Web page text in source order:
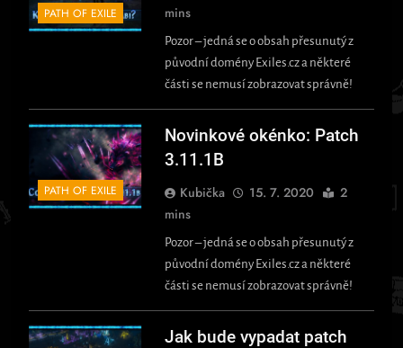
PATH OF EXILE
mins
Pozor – jedná se o obsah přesunutý z
původní domény Exiles.cz a některé
části se nemusí zobrazovat správně!
PATH OF EXILE
Novinkové okénko: Patch
3.11.1B
Kubička 15. 7. 2020
2
mins
Pozor – jedná se o obsah přesunutý z
původní domény Exiles.cz a některé
části se nemusí zobrazovat správně!
Jak bude vypadat patch